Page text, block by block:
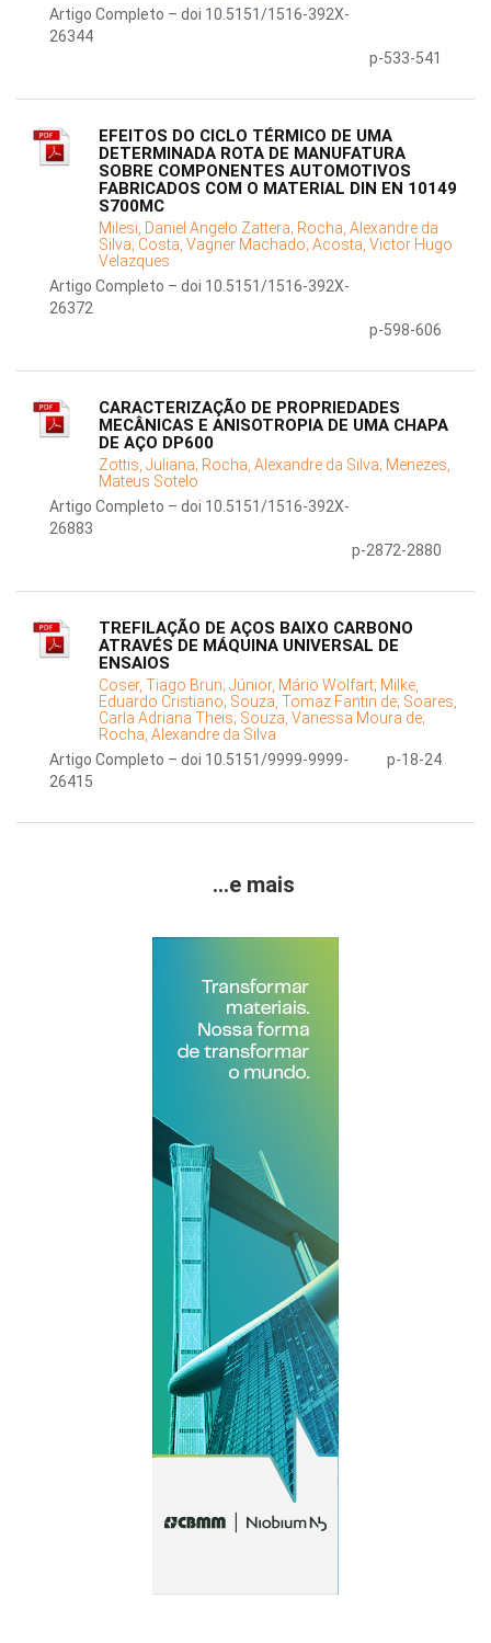
Artigo Completo – doi 10.5151/1516-392X-
26344
p-533-541
EFEITOS DO CICLO TÉRMICO DE UMA
DETERMINADA ROTA DE MANUFATURA
SOBRE COMPONENTES AUTOMOTIVOS
FABRICADOS COM O MATERIAL DIN EN 10149
S700MC
Milesi, Daniel Angelo Zattera; Rocha, Alexandre da
Silva; Costa, Vagner Machado; Acosta, Victor Hugo
Velazques
Artigo Completo – doi 10.5151/1516-392X-
26372
p-598-606
CARACTERIZAÇÃO DE PROPRIEDADES
MECÂNICAS E ANISOTROPIA DE UMA CHAPA
DE AÇO DP600
Zottis, Juliana; Rocha, Alexandre da Silva; Menezes,
Mateus Sotelo
Artigo Completo – doi 10.5151/1516-392X-
26883
p-2872-2880
TREFILAÇÃO DE AÇOS BAIXO CARBONO
ATRAVÉS DE MÁQUINA UNIVERSAL DE
ENSAIOS
Coser, Tiago Brun; Júnior, Mário Wolfart; Milke,
Eduardo Cristiano; Souza, Tomaz Fantin de; Soares,
Carla Adriana Theis; Souza, Vanessa Moura de;
Rocha, Alexandre da Silva
Artigo Completo – doi 10.5151/9999-9999-
26415
p-18-24
...e mais